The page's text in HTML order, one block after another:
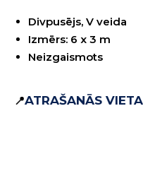
Divpusējs, V veida
Izmērs: 6 x 3 m
Neizgaismots
📍ATRAŠANĀS